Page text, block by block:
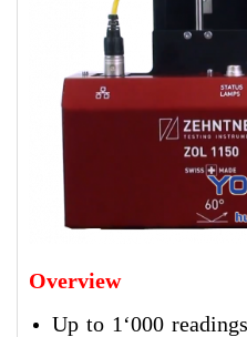
Overview
Up to 1‘000